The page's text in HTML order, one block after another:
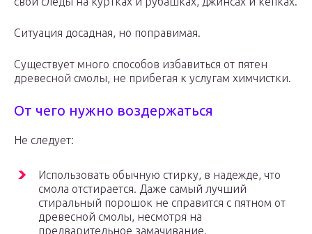
Ситуация досадная, но поправимая.
Существует много способов избавиться от пятен
древесной смолы, не прибегая к услугам химчистки.
От чего нужно воздержаться
Не следует:
Использовать обычную стирку, в надежде, что
смола отстирается. Даже самый лучший
стиральный порошок не справится с пятном от
древесной смолы, несмотря на
предварительное замачивание.